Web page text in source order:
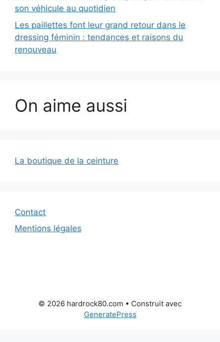
son véhicule au quotidien
Les paillettes font leur grand retour dans le
dressing féminin : tendances et raisons du
renouveau
On aime aussi
La boutique de la ceinture
Contact
Mentions légales
© 2026 hardrock80.com • Construit avec
GeneratePress